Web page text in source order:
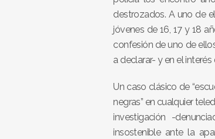
destrozados. A uno de
jóvenes de 16, 17 y 18
confesión de uno de
a declarar- y en el
Un caso clásico de
negras” en cualquier
investigación -
insostenible ante la